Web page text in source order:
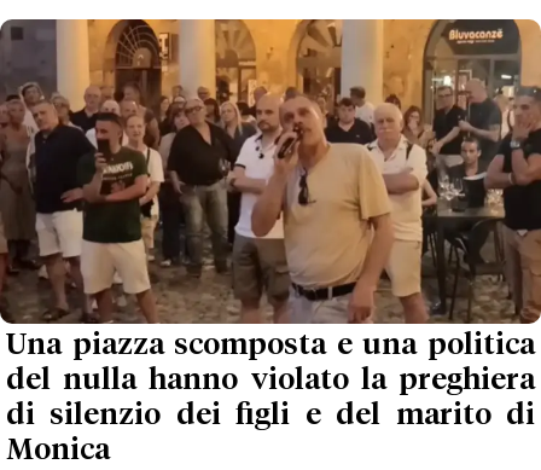
Una piazza scomposta e una politica
del nulla hanno violato la preghiera
di silenzio dei figli e del marito di
Monica